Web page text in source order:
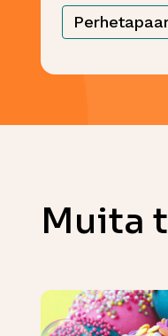
Muita